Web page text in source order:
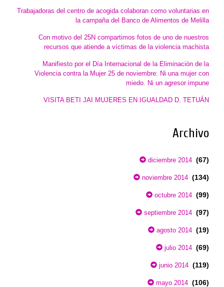
Trabajadoras del centro de acogida colaboran como voluntarias en
la campaña del Banco de Alimentos de Melilla
Con motivo del 25N compartimos fotos de uno de nuestros
recursos que atiende a víctimas de la violencia machista
Manifiesto por el Día Internacional de la Eliminación de la
Violencia contra la Mujer 25 de noviembre: Ni una mujer con
miedo. Ni un agresor impune
VISITA BETI JAI MUJERES EN IGUALDAD D. TETUÁN
Archivo
diciembre 2014 (67)
noviembre 2014 (134)
octubre 2014 (99)
septiembre 2014 (97)
agosto 2014 (19)
julio 2014 (69)
junio 2014 (119)
mayo 2014 (106)